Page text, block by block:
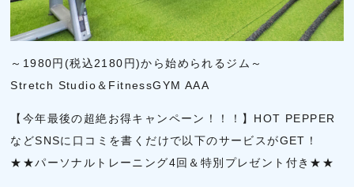
～1980円(税込2180円)から始められるジム～
Stretch Studio＆FitnessGYM AAA
【今年最後の超絶お得キャンペーン！！！】HOT PEPPER
などSNSに口コミを書くだけで以下のサービスがGET！
★★パーソナルトレーニング4回＆特別プレゼント付き★★